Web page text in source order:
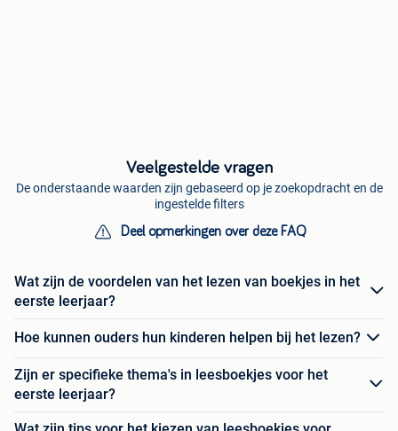
Veelgestelde vragen
De onderstaande waarden zijn gebaseerd op je zoekopdracht en de
ingestelde filters
Deel opmerkingen over deze FAQ
Wat zijn de voordelen van het lezen van boekjes in het
eerste leerjaar?
Hoe kunnen ouders hun kinderen helpen bij het lezen?
Zijn er specifieke thema's in leesboekjes voor het
eerste leerjaar?